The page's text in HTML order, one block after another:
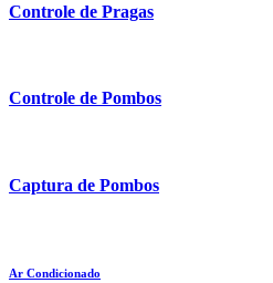
Controle de Pragas
Controle de Pombos
Captura de Pombos
Ar Condicionado